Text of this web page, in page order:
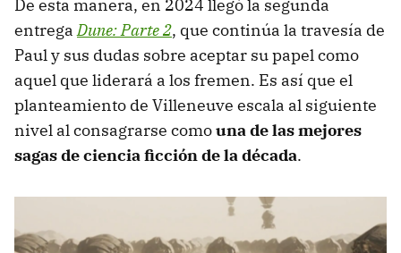
De esta manera, en 2024 llegó la segunda
entregaDune: Parte 2, que continúa la travesía de
Paul y sus dudas sobre aceptar su papel como
aquel que liderará a los fremen. Es así que el
planteamiento de Villeneuve escala al siguiente
nivel al consagrarse comouna de las mejores
sagas de ciencia ficción de la década.